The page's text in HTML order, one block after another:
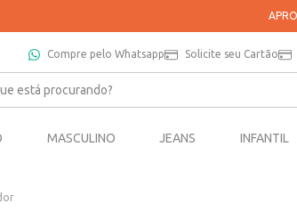
Compre pelo Whatsapp Solicite seu Cartão
está procurando?
MASCULINO JEANS INFANTIL